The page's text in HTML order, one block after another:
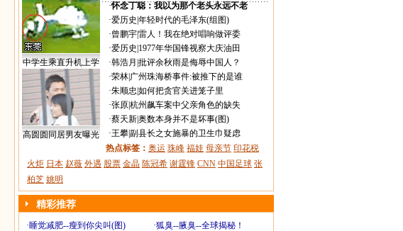
中学生乘直升机上学
高圆圆同居男友曝光
·怀念丁聪：我以为那个老头永远不老
·爱历史 年轻时代的毛泽东(组图)
·曾鹏宇|雷人！我在绝对唱响做评委
·爱历史 1977年华国锋视察大庆油田
·韩浩月 批评余秋雨是侮辱中国人？
·荣林| 广州珠海桥事件:被推下的是谁
·朱顺忠 如何把贪官关进笼子里
·张原|杭州飙车案中父亲角色的缺失
·蔡天新|奥数本身并不是坏事(图)
·王攀|副县长之女施暴的卫生巾疑虑
热点标签： 奥运 珠峰 福娃 母亲节 印花税
火炬 日本 赵薇 外遇 股票 金晶 陈冠希 谢霆锋 CNN 中国足球 张
柏芝 姚明
精彩推荐
·睡觉减肥--瘦到你尖叫(图) ·狐臭--腋臭--全球揭秘！